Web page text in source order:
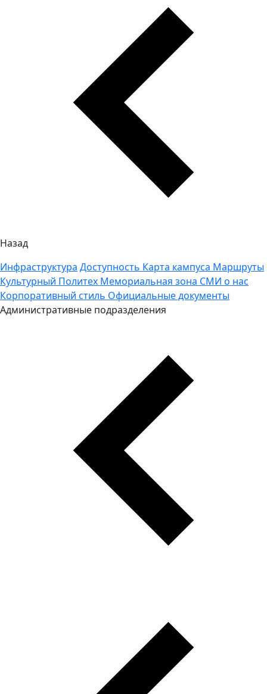
Назад
Инфраструктура Доступность Карта кампуса Маршруты
Культурный Политех Мемориальная зона СМИ о нас
Корпоративный стиль Официальные документы
Административные подразделения